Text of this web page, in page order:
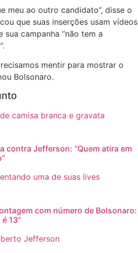
meu ao outro candidato”, disse o
que suas inserções usam vídeos
sua campanha “não tem a
mentir para mostrar o
Bolsonaro.
contra Jefferson: “Quem atira em
com número de Bolsonaro:
13”